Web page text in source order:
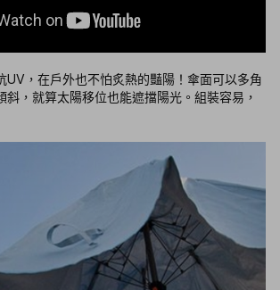
UV，在戶外也不怕炙熱的豔陽！傘面可以多角
斜，就算太陽移位也能遮擋陽光。組裝容易，